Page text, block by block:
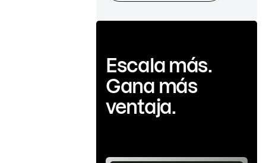
Escala más.
Gana más
ventaja.